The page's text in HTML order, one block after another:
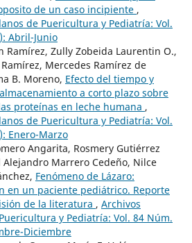
de un caso incipiente ,
de Puericultura y Pediatría: Vol.
Abril-Junio
Ramírez, Zully Zobeida Laurentin O.,
Mercedes Ramírez de
B. Moreno, Efecto del tiempo y
a corto plazo sobre
proteínas en leche humana ,
de Puericultura y Pediatría: Vol.
Enero-Marzo
Angarita, Rosmery Gutiérrez
Marrero Cedeño, Nilce
Fenómeno de Lázaro:
en un paciente pediátrico. Reporte
de la literatura , Archivos
y Pediatría: Vol. 84 Núm.
Diciembre